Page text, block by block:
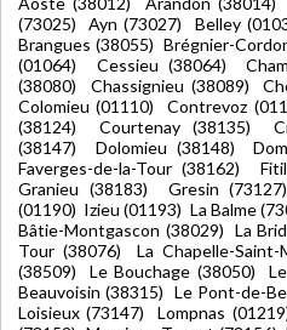
(73025) Ayn (73027) Belley
Brangues (38055) Brégnier-
(01064) Cessieu (38064)
(38080) Chassignieu (38089)
Colomieu (01110) Contrevoz
(38124) Courtenay (38135)
(38147) Dolomieu (38148)
Faverges-de-la-Tour (38162)
Granieu (38183) Gresin
(01190) Izieu (01193) La Balme
Bâtie-Montgascon (38029) La
Tour (38076) La Chapelle-
(38509) Le Bouchage (38050)
Beauvoisin (38315) Le Pont-de-
Loisieux (73147) Lompnas